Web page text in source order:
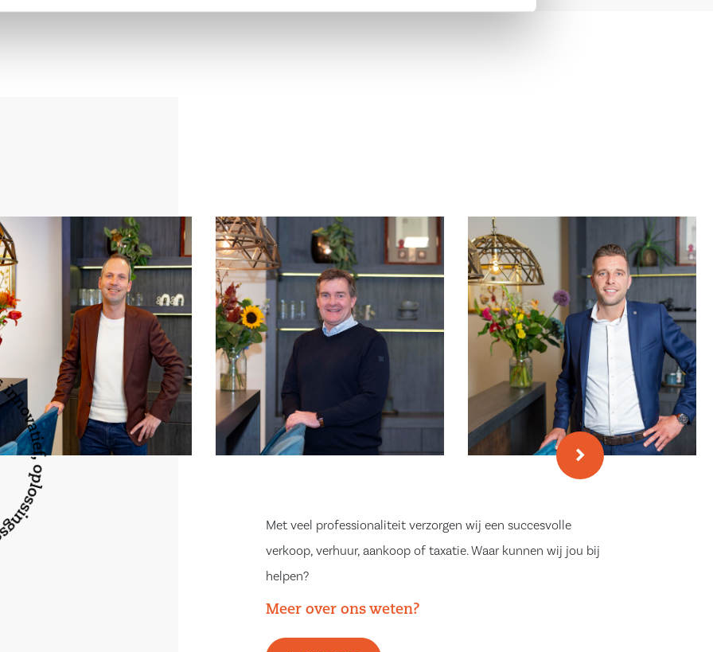
Met veel professionaliteit verzorgen wij een succesvolle
verkoop, verhuur, aankoop of taxatie. Waar kunnen wij jou bij
helpen?
Meer over ons weten?